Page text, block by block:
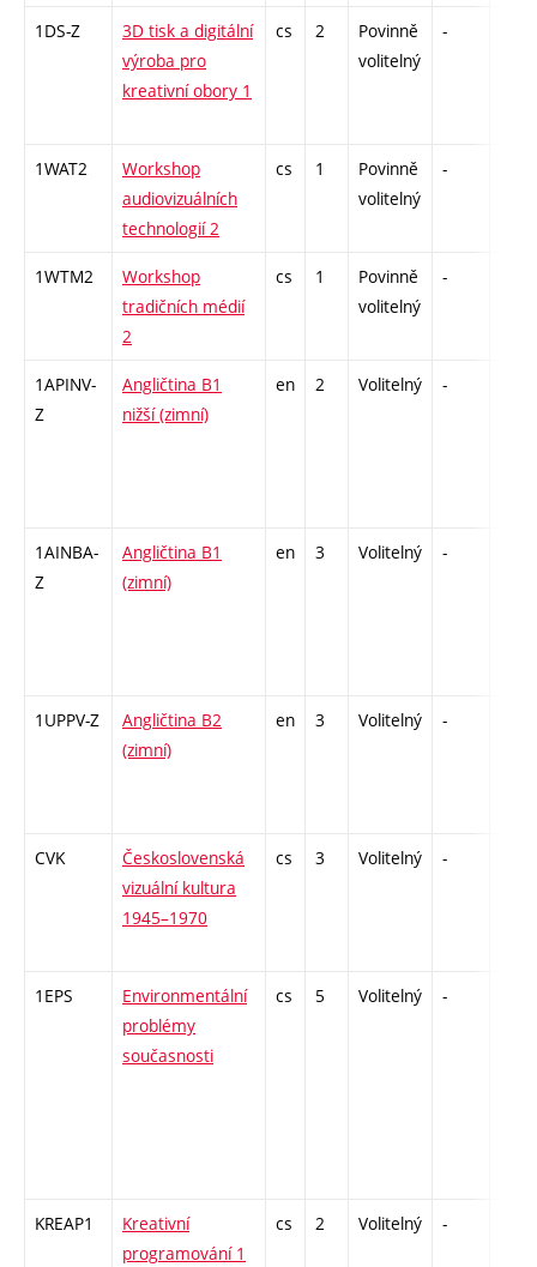
1DS-Z
3D tisk a digitální
výroba pro
kreativní obory 1
cs 2
Povinně
volitelný
-
1WAT2
Workshop
audiovizuálních
technologií 2
cs 1
Povinně
volitelný
-
1WTM2
Workshop
tradičních médií
2
cs 1
Povinně
volitelný
-
1APINV-
Z
Angličtina B1
nižší (zimní)
en 2 Volitelný -
1AINBA-
Z
Angličtina B1
(zimní)
en 3 Volitelný -
1UPPV-Z
Angličtina B2
(zimní)
en 3 Volitelný -
CVK
Československá
vizuální kultura
1945–1970
cs 3 Volitelný -
1EPS
Environmentální
problémy
současnosti
cs 5 Volitelný -
KREAP1
Kreativní
programování 1
cs 2 Volitelný -